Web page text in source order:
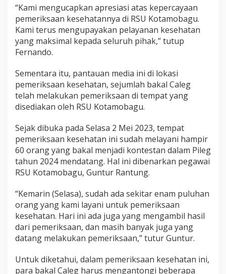
S
y
a
a
n
i
a
n
a
!
“Kami mengucapkan apresiasi atas kepercayaan
pemeriksaan kesehatannya di RSU Kotamobagu.
Kami terus mengupayakan pelayanan kesehatan
yang maksimal kepada seluruh pihak,” tutup
Fernando.
Sementara itu, pantauan media ini di lokasi
pemeriksaan kesehatan, sejumlah bakal Caleg
telah melakukan pemeriksaan di tempat yang
disediakan oleh RSU Kotamobagu.
Sejak dibuka pada Selasa 2 Mei 2023, tempat
pemeriksaan kesehatan ini sudah melayani hampir
60 orang yang bakal menjadi kontestan dalam Pileg
tahun 2024 mendatang. Hal ini dibenarkan pegawai
RSU Kotamobagu, Guntur Rantung.
“Kemarin (Selasa), sudah ada sekitar enam puluhan
orang yang kami layani untuk pemeriksaan
kesehatan. Hari ini ada juga yang mengambil hasil
dari pemeriksaan, dan masih banyak juga yang
datang melakukan pemeriksaan,” tutur Guntur.
Untuk diketahui, dalam pemeriksaan kesehatan ini,
para bakal Caleg harus mengantongi beberapa